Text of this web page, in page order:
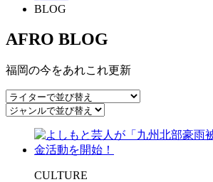
BLOG
AFRO BLOG
福岡の今をあれこれ更新
CULTURE